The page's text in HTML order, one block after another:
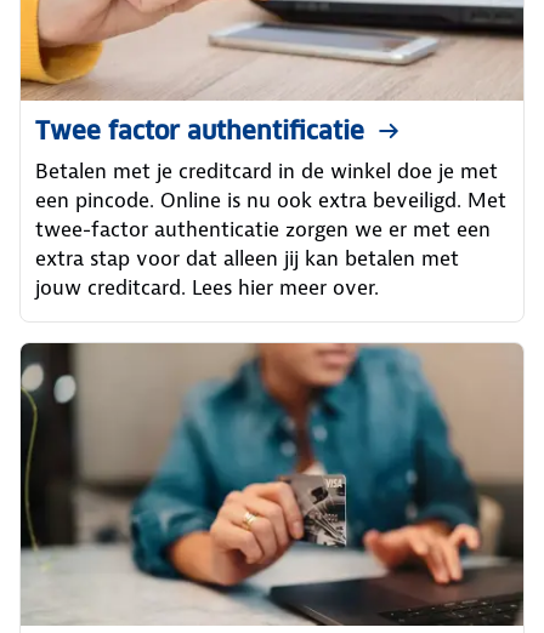
Twee factor authentificatie
Betalen met je creditcard in de winkel doe je met
een pincode. Online is nu ook extra beveiligd. Met
twee-factor authenticatie zorgen we er met een
extra stap voor dat alleen jij kan betalen met
jouw creditcard. Lees hier meer over.